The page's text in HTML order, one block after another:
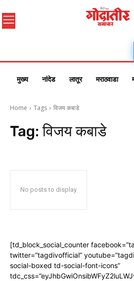
मुख्य नांदेड लातूर मराठवाडा
Home Tags विजय कबाडे
Tag:विजय कबाडे
No posts to display
[td_block_social_counter
twitter=”tagdivofficial”
social-boxed td-social-font-icons”